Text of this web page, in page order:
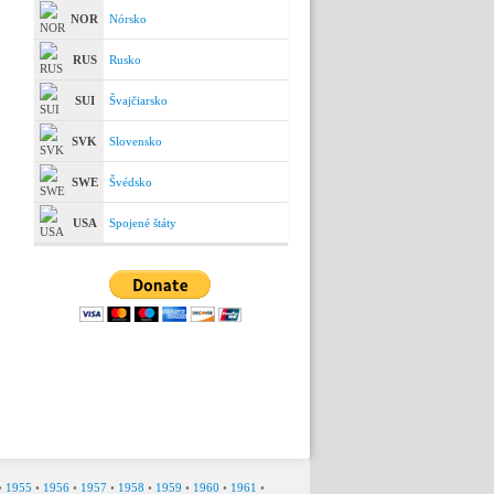
NOR Nórsko
RUS Rusko
SUI Švajčiarsko
SVK Slovensko
SWE Švédsko
USA Spojené štáty
1955 • 1956 • 1957 • 1958 • 1959 • 1960 • 1961 •